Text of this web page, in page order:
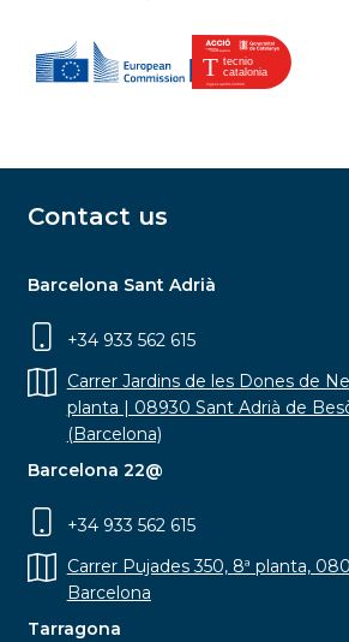
Contact us
Barcelona Sant Adrià
+34 933 562 615
Carrer Jardins de les Dones de
planta | 08930 Sant Adrià de
(Barcelona)
Barcelona 22@
+34 933 562 615
Carrer Pujades 350, 8ª planta,
Barcelona
Tarragona